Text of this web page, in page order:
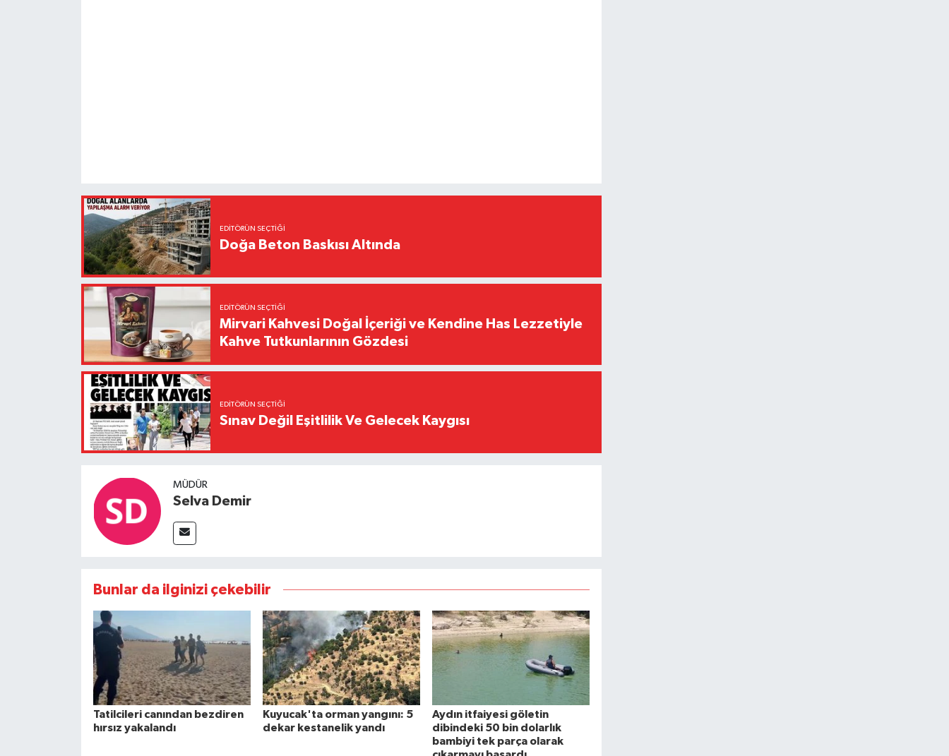
EDITÖRÜN SEÇTIĞI
Doğa Beton Baskısı Altında
EDITÖRÜN SEÇTIĞI
Mirvari Kahvesi Doğal İçeriği ve Kendine Has Lezzetiyle
Kahve Tutkunlarının Gözdesi
EDITÖRÜN SEÇTIĞI
Sınav Değil Eşitlilik Ve Gelecek Kaygısı
MÜDÜR
Selva Demir
Bunlar da ilginizi çekebilir
Tatilcileri canından bezdiren
hırsız yakalandı
Kuyucak'ta orman yangını: 5
dekar kestanelik yandı
Aydın itfaiyesi göletin
dibindeki 50 bin dolarlık
bambiyi tek parça olarak